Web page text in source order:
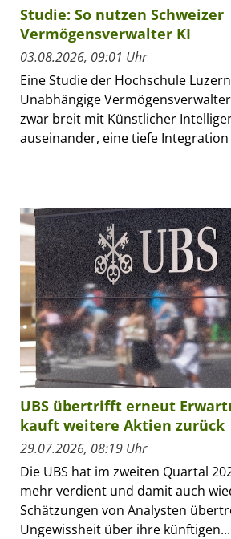
Studie: So nutzen Schweizer
Vermögensverwalter KI
03.08.2026, 09:01 Uhr
Eine Studie der Hochschule
Unabhängige
zwar breit mit Künstlicher
auseinander, eine tiefe Integration
UBS übertrifft erneut
kauft weitere Aktien zurück
29.07.2026, 08:19 Uhr
Die UBS hat im zweiten Quartal
mehr verdient und damit auch
Schätzungen von Analysten
Ungewissheit über ihre künftigen...